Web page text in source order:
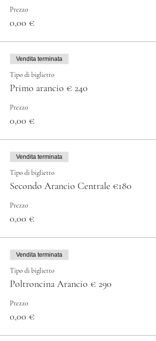
Prezzo
0,00 €
Vendita terminata
Tipo di biglietto
Primo arancio € 240
Prezzo
0,00 €
Vendita terminata
Tipo di biglietto
Secondo Arancio Centrale €180
Prezzo
0,00 €
Vendita terminata
Tipo di biglietto
Poltroncina Arancio € 290
Prezzo
0,00 €